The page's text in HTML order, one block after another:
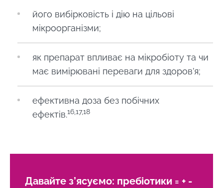
його вибірковість і дію на цільові
мікроорганізми;
як препарат впливає на мікробіоту та чи
має вимірювані переваги для здоров’я;
ефективна доза без побічних
ефектів.16,17,18
Давайте з’ясуємо: пребіотики = + -